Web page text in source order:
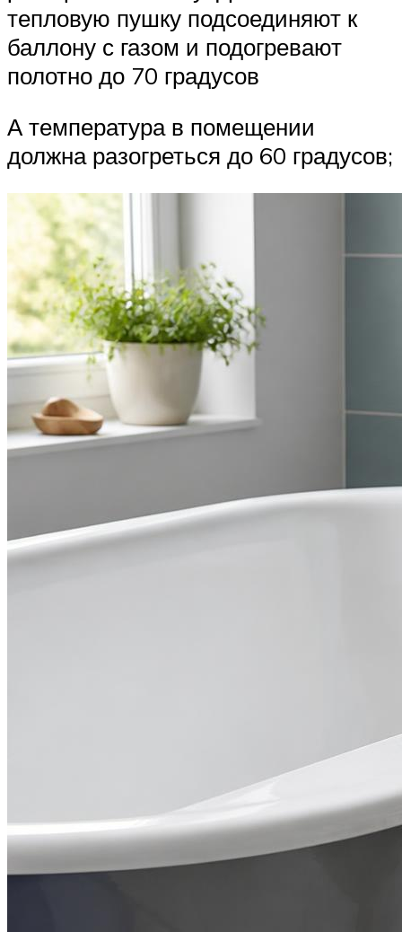
тепловую пушку подсоединяют к
баллону с газом и подогревают
полотно до 70 градусов
А температура в помещении
должна разогреться до 60 градусов;